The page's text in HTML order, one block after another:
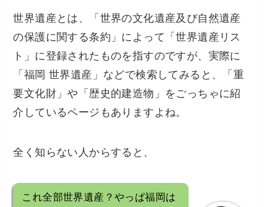
世界遺産とは、「世界の文化遺産及び自然遺産
の保護に関する条約」によって「世界遺産リス
ト」に登録されたものを指すのですが、実際に
「福岡 世界遺産」などで検索してみると、「重
要文化財」や「歴史的建造物」をごっちゃに紹
介しているページもありますよね。
全く知らない人からすると、
これ全部世界遺産？やっぱ福岡は